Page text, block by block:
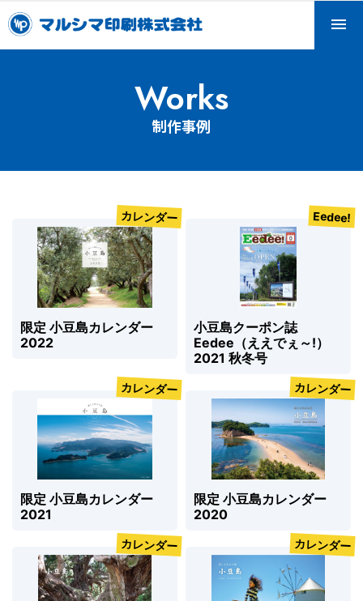
Skip
to
content
年に100周年を迎えます。
Works
制作事例
限定 小豆島カレンダー
2022
カレンダー
小豆島クーポン誌
Eedee（ええでぇ～!）
2021 秋冬号
Eedee!
限定 小豆島カレンダー
2021
カレンダー
限定 小豆島カレンダー
2020
カレンダー
カレンダー カレンダー